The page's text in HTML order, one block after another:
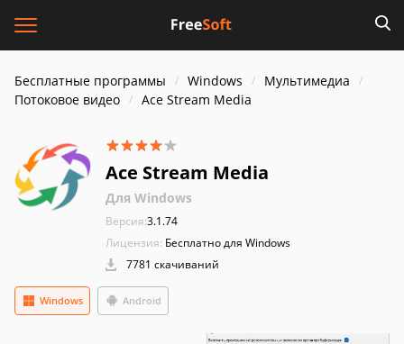
Бесплатные программы Windows
Мультимедиа
Потоковое видео
Ace Stream Media
Ace Stream Media
Для Windows
Версия:3.1.74
Лицензия: Бесплатно для Windows
7781 скачиваний
Windows Android